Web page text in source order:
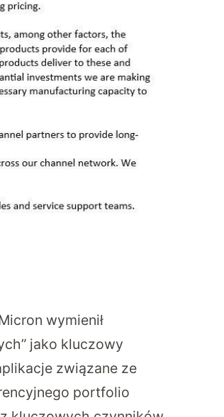
wymienił
jako kluczowy
związane ze
portfolio